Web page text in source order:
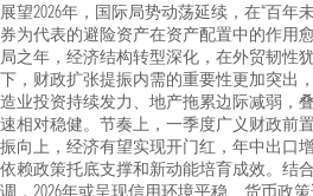
展望2026年，国际局势动荡延续，在“百年
券为代表的避险资产在资产配置中的作用
局之年，经济结构转型深化，在外贸韧性
下，财政扩张提振内需的重要性更加突出
造业投资持续发力、地产拖累边际减弱，
速相对稳健。节奏上，一季度广义财政前
振向上，经济有望实现开门红，年中出口
依赖政策托底支撑和新动能培育成效。结
调，2026年或呈现信用环境平稳、货币政